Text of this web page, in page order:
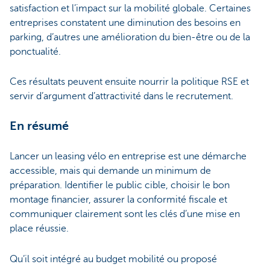
satisfaction et l’impact sur la mobilité globale. Certaines
entreprises constatent une diminution des besoins en
parking, d’autres une amélioration du bien-être ou de la
ponctualité.
Ces résultats peuvent ensuite nourrir la politique RSE et
servir d’argument d’attractivité dans le recrutement.
En résumé
Lancer un leasing vélo en entreprise est une démarche
accessible, mais qui demande un minimum de
préparation. Identifier le public cible, choisir le bon
montage financier, assurer la conformité fiscale et
communiquer clairement sont les clés d’une mise en
place réussie.
Qu’il soit intégré au budget mobilité ou proposé